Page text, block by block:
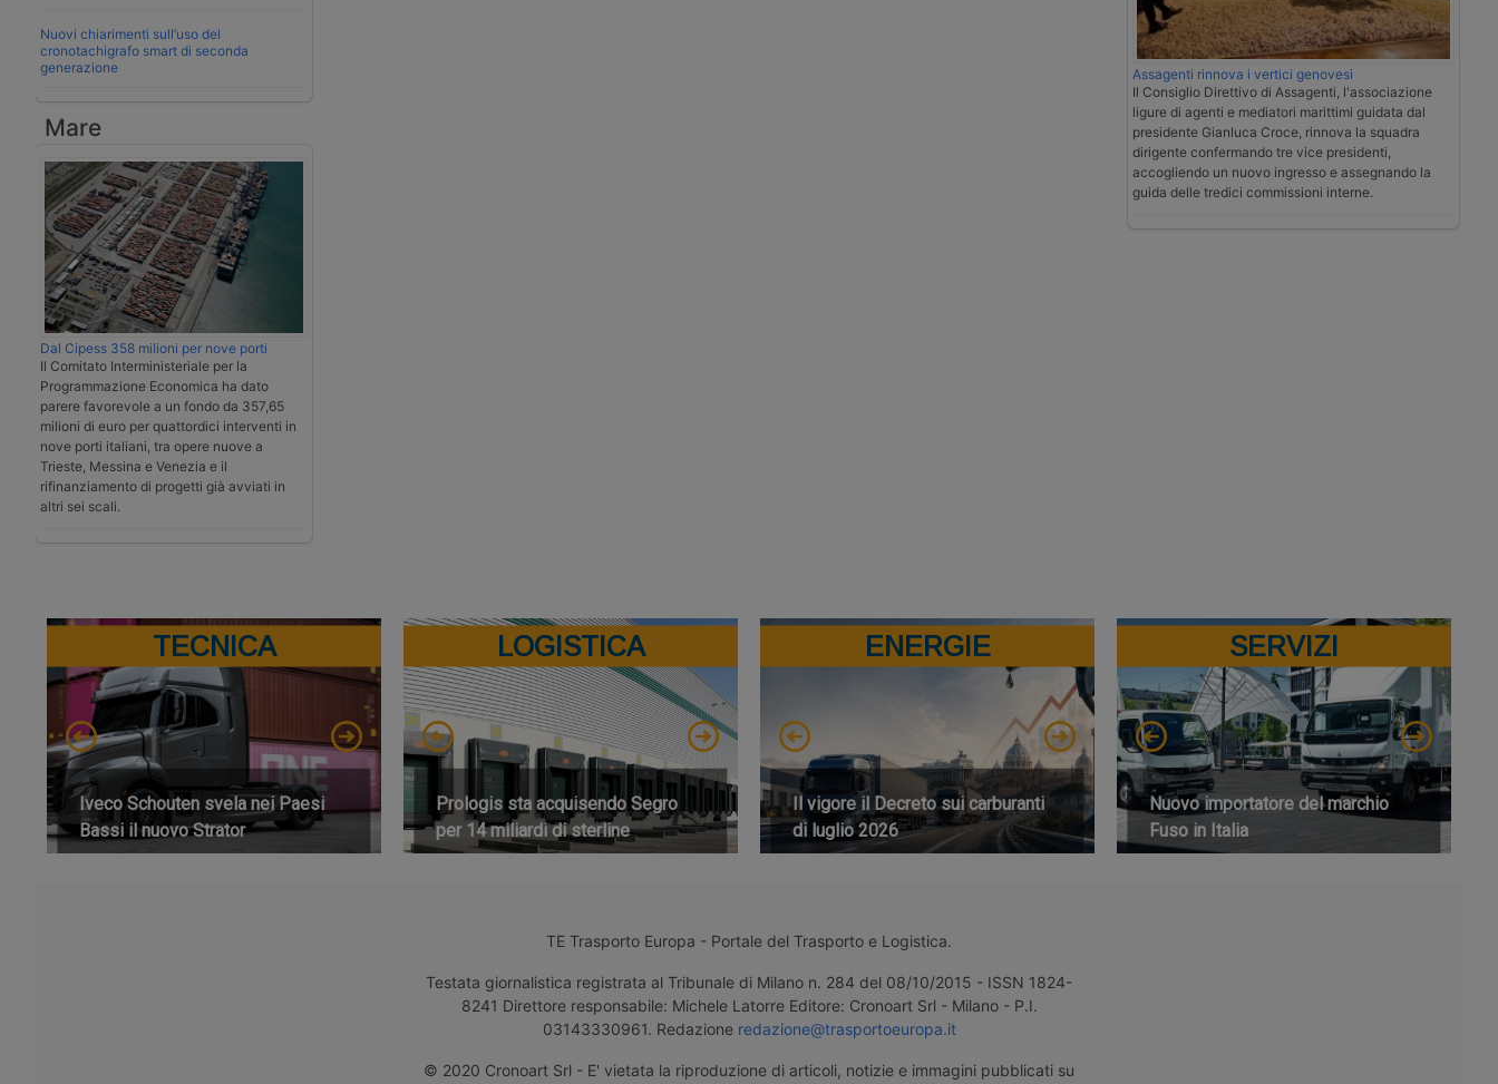
Nuovi chiarimenti sull’uso del
cronotachigrafo smart di seconda
generazione
Mare
Dal Cipess 358 milioni per nove porti
Il Comitato Interministeriale per la
Programmazione Economica ha dato
parere favorevole a un fondo da 357,65
milioni di euro per quattordici interventi in
nove porti italiani, tra opere nuove a
Trieste, Messina e Venezia e il
rifinanziamento di progetti già avviati in
altri sei scali.
Assagenti rinnova i vertici genovesi
Il Consiglio Direttivo di Assagenti, l'associazione
ligure di agenti e mediatori marittimi guidata dal
presidente Gianluca Croce, rinnova la squadra
dirigente confermando tre vice presidenti,
accogliendo un nuovo ingresso e assegnando la
guida delle tredici commissioni interne.
TECNICA
Iveco Schouten svela nei Paesi
Bassi il nuovo Strator
LOGISTICA
Prologis sta acquisendo Segro
per 14 miliardi di sterline
ENERGIE
Il vigore il Decreto sui carburanti
di luglio 2026
SERVIZI
Nuovo importatore del marchio
Fuso in Italia
TE Trasporto Europa - Portale del Trasporto e Logistica.
Testata giornalistica registrata al Tribunale di Milano n. 284 del 08/10/2015 - ISSN 1824-
8241 Direttore responsabile: Michele Latorre Editore: Cronoart Srl - Milano - P.I.
03143330961. Redazione redazione@trasportoeuropa.it
© 2020 Cronoart Srl - E' vietata la riproduzione di articoli, notizie e immagini pubblicati su